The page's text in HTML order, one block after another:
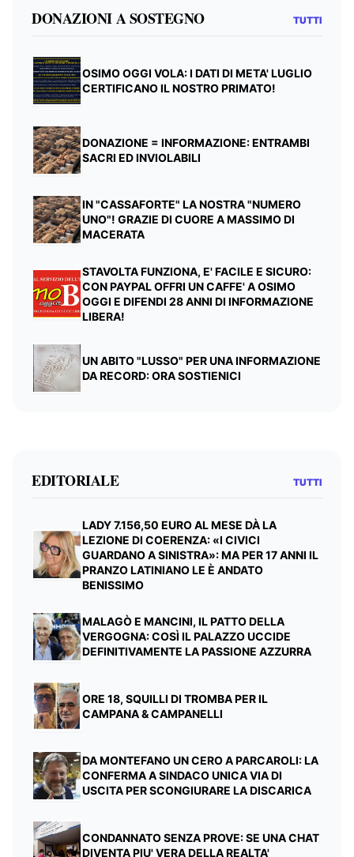
DONAZIONI A SOSTEGNO TUTTI
OSIMO OGGI VOLA: I DATI DI META' LUGLIO
CERTIFICANO IL NOSTRO PRIMATO!
DONAZIONE = INFORMAZIONE: ENTRAMBI
SACRI ED INVIOLABILI
IN "CASSAFORTE" LA NOSTRA "NUMERO
UNO"! GRAZIE DI CUORE A MASSIMO DI
MACERATA
STAVOLTA FUNZIONA, E' FACILE E SICURO:
CON PAYPAL OFFRI UN CAFFE' A OSIMO
OGGI E DIFENDI 28 ANNI DI INFORMAZIONE
LIBERA!
UN ABITO "LUSSO" PER UNA INFORMAZIONE
DA RECORD: ORA SOSTIENICI
EDITORIALE TUTTI
LADY 7.156,50 EURO AL MESE DÀ LA
LEZIONE DI COERENZA: «I CIVICI
GUARDANO A SINISTRA»: MA PER 17 ANNI IL
PRANZO LATINIANO LE È ANDATO
BENISSIMO
MALAGÒ E MANCINI, IL PATTO DELLA
VERGOGNA: COSÌ IL PALAZZO UCCIDE
DEFINITIVAMENTE LA PASSIONE AZZURRA
ORE 18, SQUILLI DI TROMBA PER IL
CAMPANA & CAMPANELLI
DA MONTEFANO UN CERO A PARCAROLI: LA
CONFERMA A SINDACO UNICA VIA DI
USCITA PER SCONGIURARE LA DISCARICA
CONDANNATO SENZA PROVE: SE UNA CHAT
DIVENTA PIU' VERA DELLA REALTA'